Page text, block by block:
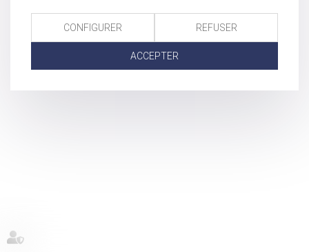
CONFIGURER REFUSER
ACCEPTER